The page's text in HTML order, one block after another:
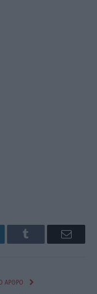
Tumblr Email
ΆΡΘΡΟ